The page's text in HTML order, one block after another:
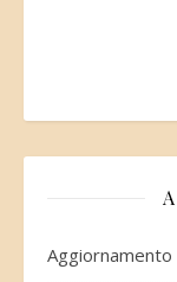
Aggiornamento